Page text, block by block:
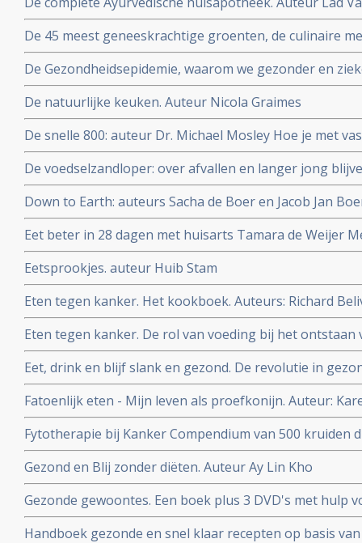
wijsheid van 5000 jaar oude medische kennis uit India
De 45 meest geneeskrachtige groenten, de culinaire
Dijkman
De Gezondheidsepidemie, waarom we gezonder en
De natuurlijke keuken. Auteur Nicola Graimes
De snelle 800: auteur Dr. Michael Mosley Hoe je met
zelfs kanker en diabetes kan voorkomen of zelfs
De voedselzandloper: over afvallen en langer jong
Down to Earth: auteurs Sacha de Boer en Jacob Jan
Eet beter in 28 dagen met huisarts Tamara de Weijer
recepten en weekmenu's
Eetsprookjes. auteur Huib Stam
Eten tegen kanker. Het kookboek. Auteurs: Richard
Eten tegen kanker. De rol van voeding bij het ontstaan
Beliveau MD en Denis Gingras MD
Eet, drink en blijf slank en gezond. De revolutie in
C. Willett.
Fatoenlijk eten - Mijn leven als proefkonijn. Auteur:
Fytotherapie bij Kanker Compendium van 500 kruiden
Auteur Rob Hamers
Gezond en Blij zonder diëten. Auteur Ay Lin Kho
Gezonde gewoontes. Een boek plus 3 DVD's met hulp
gewoontes om af te vallen maar vooral om gezonder te
Handboek gezonde en snel klaar recepten op basis